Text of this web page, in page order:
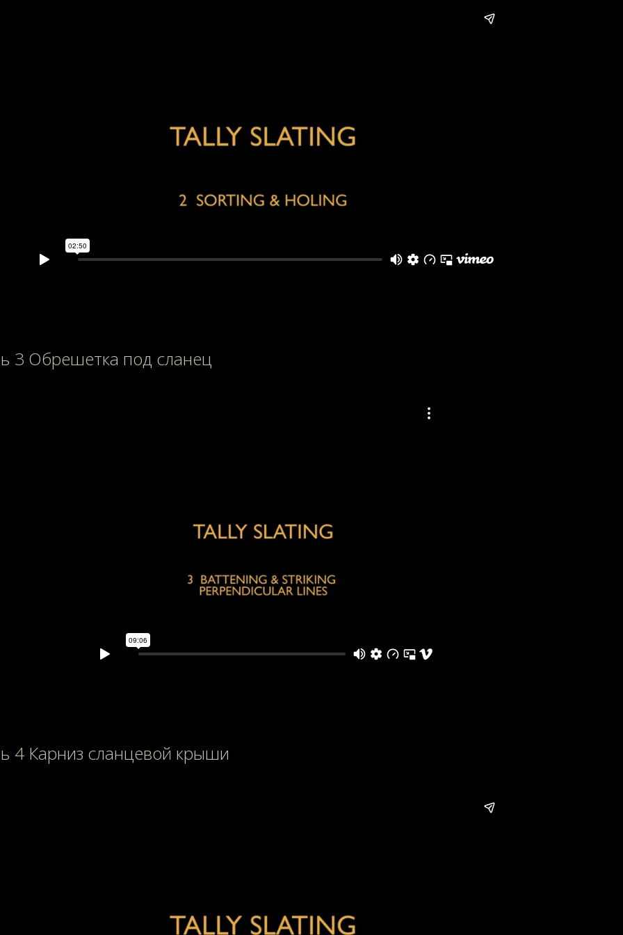
3 Обрешетка под сланец
4 Карниз сланцевой крыши